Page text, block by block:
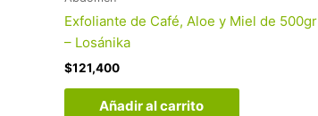
Exfoliante de Café, Aloe y Miel de 500gr
– Losánika
$121,400
Añadir al carrito